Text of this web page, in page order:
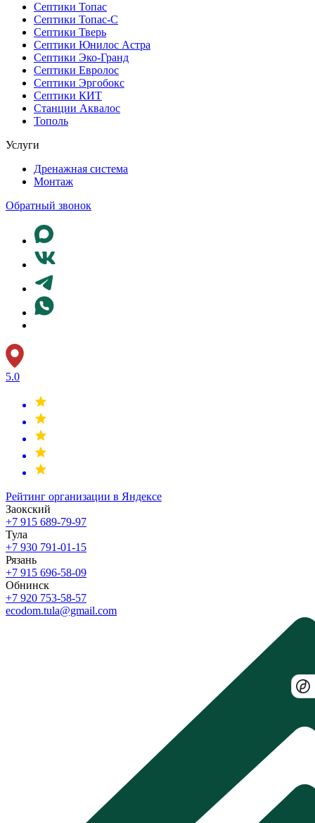
Септики Топас
Септики Топас-С
Септики Тверь
Септики Юнилос Астра
Септики Эко-Гранд
Септики Евролос
Септики Эргобокс
Септики КИТ
Станции Аквалос
Тополь
Услуги
Дренажная система
Монтаж
Обратный звонок
5.0
Рейтинг организации в Яндексе
Заокский
+7 915 689-79-97
Тула
+7 930 791-01-15
Рязань
+7 915 696-58-09
Обнинск
+7 920 753-58-57
ecodom.tula@gmail.com